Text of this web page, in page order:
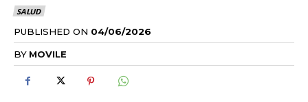
SALUD
PUBLISHED ON 04/06/2026
BY MOVILE